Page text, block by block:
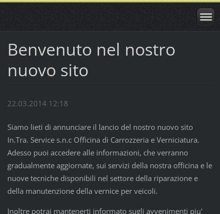
Benvenuto nel nostro
nuovo sito
22.03.2014 12:18
Siamo lieti di annunciare il lancio del nostro nuovo sito
In.Tra. Service s.n.c Officina di Carrozzeria e Verniciatura.
Adesso puoi accedere alle informazioni, che verranno
gradualmente aggiornate, sui servizi della nostra officina e le
nuove tecniche disponibili nel settore della riparazione e
della manutenzione della vernice per veicoli.
Inoltre potrai mantenerti informato sugli avvenimenti piu'